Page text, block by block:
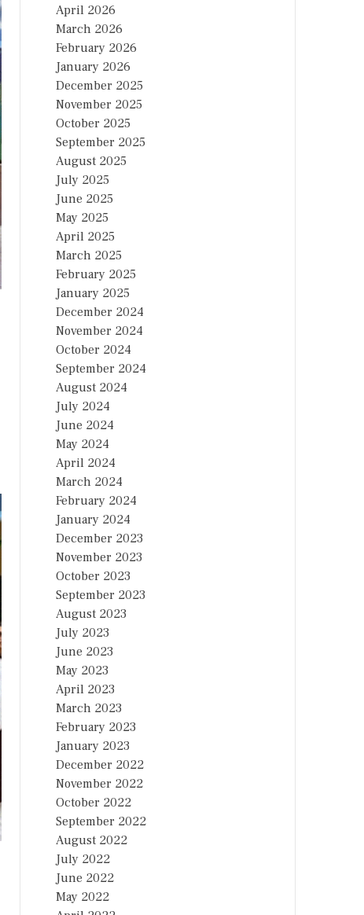
April 2026
March 2026
February 2026
January 2026
December 2025
November 2025
October 2025
September 2025
August 2025
July 2025
June 2025
May 2025
April 2025
March 2025
February 2025
January 2025
December 2024
November 2024
October 2024
September 2024
August 2024
July 2024
June 2024
May 2024
April 2024
March 2024
February 2024
January 2024
December 2023
November 2023
October 2023
September 2023
August 2023
July 2023
June 2023
May 2023
April 2023
March 2023
February 2023
January 2023
December 2022
November 2022
October 2022
September 2022
August 2022
July 2022
June 2022
May 2022